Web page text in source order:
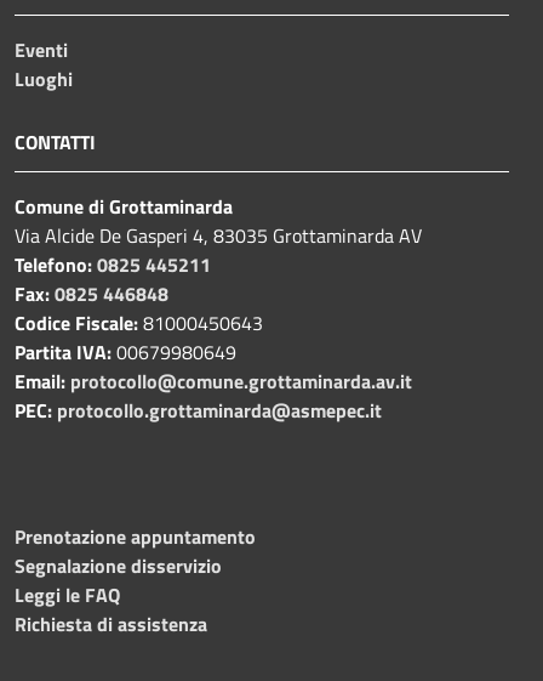
Eventi
Luoghi
CONTATTI
Comune di Grottaminarda
Via Alcide De Gasperi 4, 83035 Grottaminarda AV
Telefono:0825 445211
Fax:0825 446848
Codice Fiscale:81000450643
Partita IVA:00679980649
Email: protocollo@comune.grottaminarda.av.it
PEC: protocollo.grottaminarda@asmepec.it
Prenotazione appuntamento
Segnalazione disservizio
Leggi le FAQ
Richiesta di assistenza